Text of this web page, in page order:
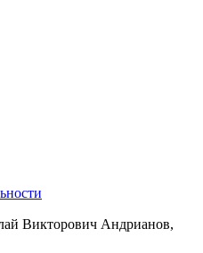
Викторович Андрианов,